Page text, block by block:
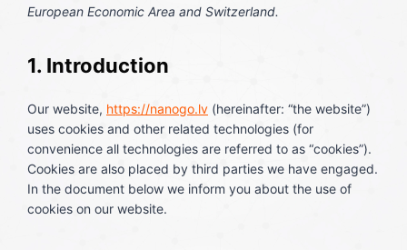
European Economic Area and Switzerland.
1. Introduction
Our website, https://nanogo.lv (hereinafter: “the website”)
uses cookies and other related technologies (for
convenience all technologies are referred to as “cookies”).
Cookies are also placed by third parties we have engaged.
In the document below we inform you about the use of
cookies on our website.